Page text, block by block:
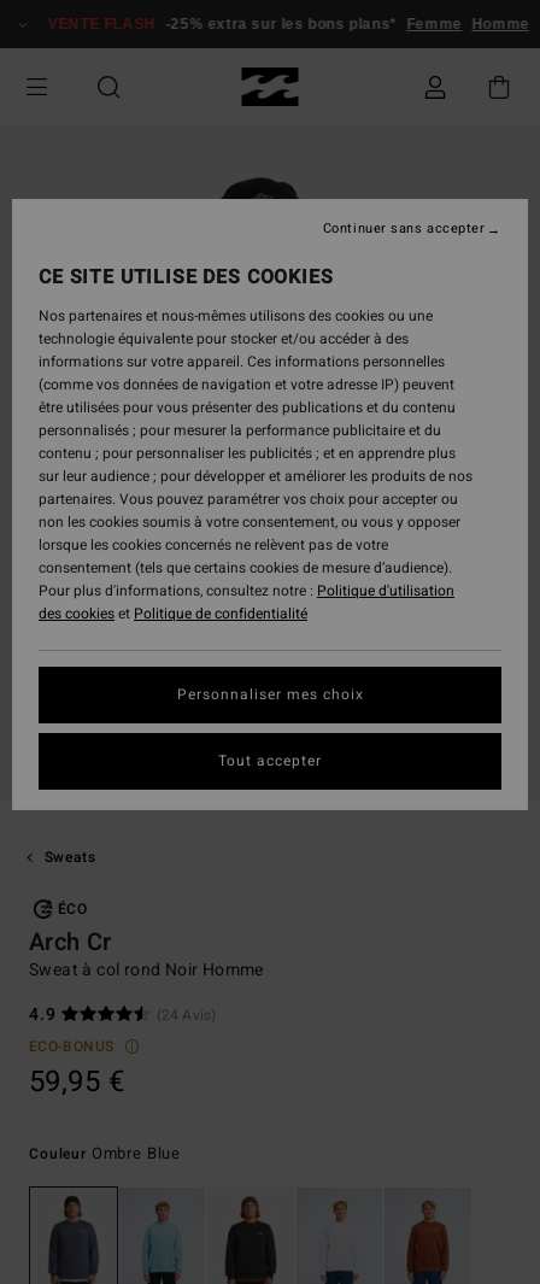
VENTE FLASH -25% extra sur les bons plans* Femme Homme
Sweats
ÉCO
Arch Cr
Sweat à col rond Noir Homme
4.9
(24 Avis)
ECO-BONUS
59,95 €
Couleur Ombre Blue
CE SITE UTILISE DES COOKIES
Nos partenaires et nous-mêmes utilisons des cookies ou une
technologie équivalente pour stocker et/ou accéder à des
informations sur votre appareil. Ces informations personnelles
(comme vos données de navigation et votre adresse IP) peuvent
être utilisées pour vous présenter des publications et du contenu
personnalisés ; pour mesurer la performance publicitaire et du
contenu ; pour personnaliser les publicités ; et en apprendre plus
sur leur audience ; pour développer et améliorer les produits de nos
partenaires. Vous pouvez paramétrer vos choix pour accepter ou
non les cookies soumis à votre consentement, ou vous y opposer
lorsque les cookies concernés ne relèvent pas de votre
consentement (tels que certains cookies de mesure d’audience).
Pour plus d'informations, consultez notre : Politique d'utilisation
des cookieset Politique de confidentialité
Personnaliser mes choix
Continuer sans accepter
Tout accepter